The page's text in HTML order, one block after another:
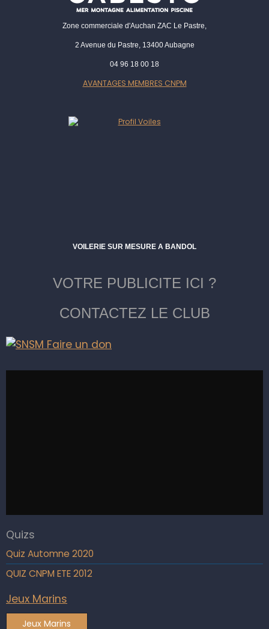
Zone commerciale d'Auchan ZAC Le Pastre,
2 Avenue du Pastre, 13400 Aubagne
04 96 18 00 18
AVANTAGES MEMBRES CNPM
VOILERIE SUR MESURE A BANDOL
VOTRE PUBLICITE ICI ?
CONTACTEZ LE CLUB
Quizs
Quiz Automne 2020
QUIZ CNPM ETE 2012
Jeux Marins
Jeux Marins